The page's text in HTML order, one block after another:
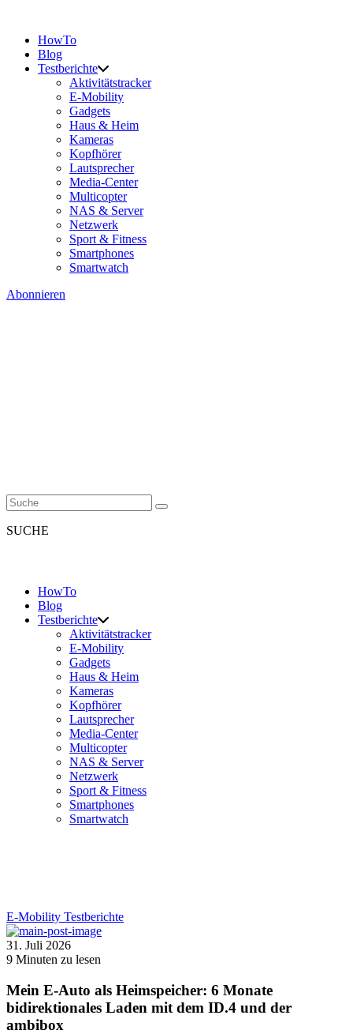
HowTo
Blog
Testberichte
Aktivitätstracker
E-Mobility
Gadgets
Haus & Heim
Kameras
Kopfhörer
Lautsprecher
Media-Center
Multicopter
NAS & Server
Netzwerk
Sport & Fitness
Smartphones
Smartwatch
Abonnieren
SUCHE
HowTo
Blog
Testberichte
Aktivitätstracker
E-Mobility
Gadgets
Haus & Heim
Kameras
Kopfhörer
Lautsprecher
Media-Center
Multicopter
NAS & Server
Netzwerk
Sport & Fitness
Smartphones
Smartwatch
E-Mobility Testberichte
31. Juli 2026
9 Minuten zu lesen
Mein E-Auto als Heimspeicher: 6 Monate
bidirektionales Laden mit dem ID.4 und der
ambibox